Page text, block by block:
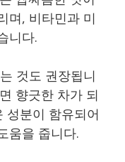
며, 비타민과 미
니다.
것도 권장됩니
향긋한 차가 되
성분이 함유되어
움을 줍니다.